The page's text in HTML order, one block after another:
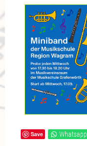
Save Whatsapp